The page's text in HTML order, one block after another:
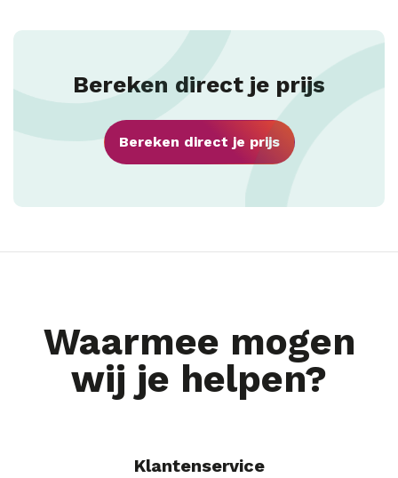
Bereken direct je prijs
Bereken direct je prijs
Waarmee mogen
wij je helpen?
Klantenservice